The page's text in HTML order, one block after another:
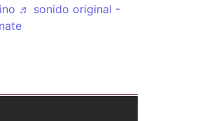
♬ sonido original -